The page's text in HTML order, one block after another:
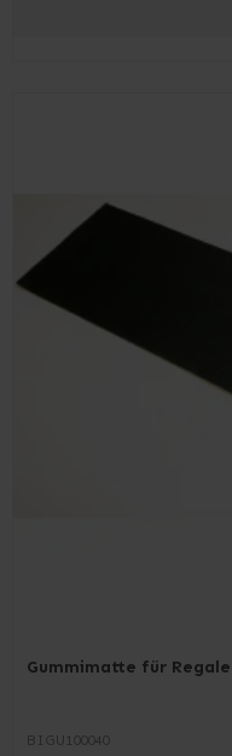
Gummimatte für Regale
BIGU100040